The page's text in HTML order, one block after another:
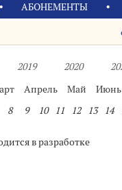
АБОНЕМЕНТЫ
2019 2020
Апрель Май Июнь
8 9 10 11 12 13 14
в разработке